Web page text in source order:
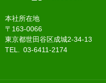
本社所在地
〒163-0066
東京都世田谷区成城2-34-13
TEL. 03-6411-2174